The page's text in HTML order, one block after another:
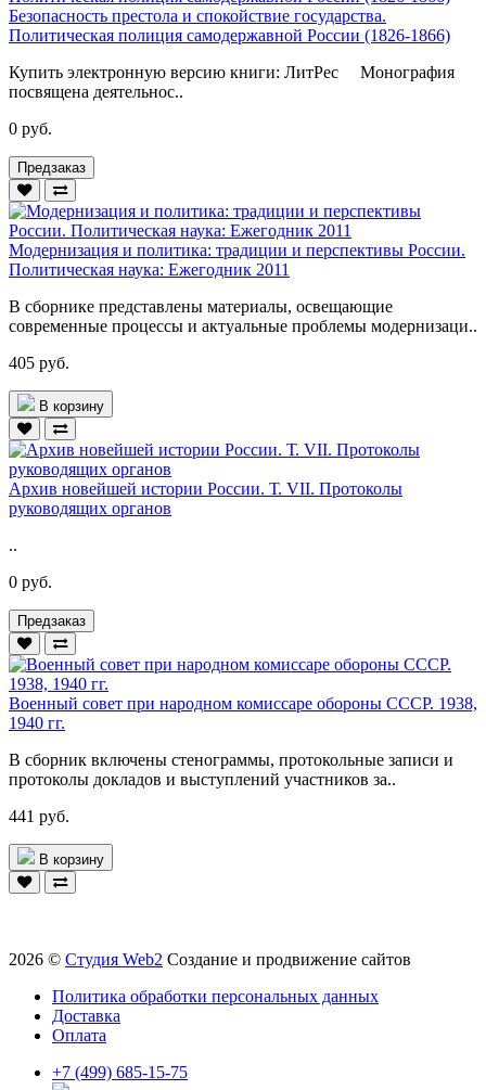
Безопасность престола и спокойствие государства.
Политическая полиция самодержавной России (1826-1866)
Купить электронную версию книги: ЛитРес Монография
посвящена деятельнос..
0 руб.
Предзаказ
Модернизация и политика: традиции и перспективы России.
Политическая наука: Ежегодник 2011
В сборнике представлены материалы, освещающие
современные процессы и актуальные проблемы модернизаци..
405 руб.
В корзину
Архив новейшей истории России. Т. VII. Протоколы
руководящих органов
..
0 руб.
Предзаказ
Военный совет при народном комиссаре обороны СССР. 1938,
1940 гг.
В сборник включены стенограммы, протокольные записи и
протоколы докладов и выступлений участников за..
441 руб.
В корзину
2026 © Студия Web2 Создание и продвижение сайтов
Политика обработки персональных данных
Доставка
Оплата
+7 (499) 685-15-75